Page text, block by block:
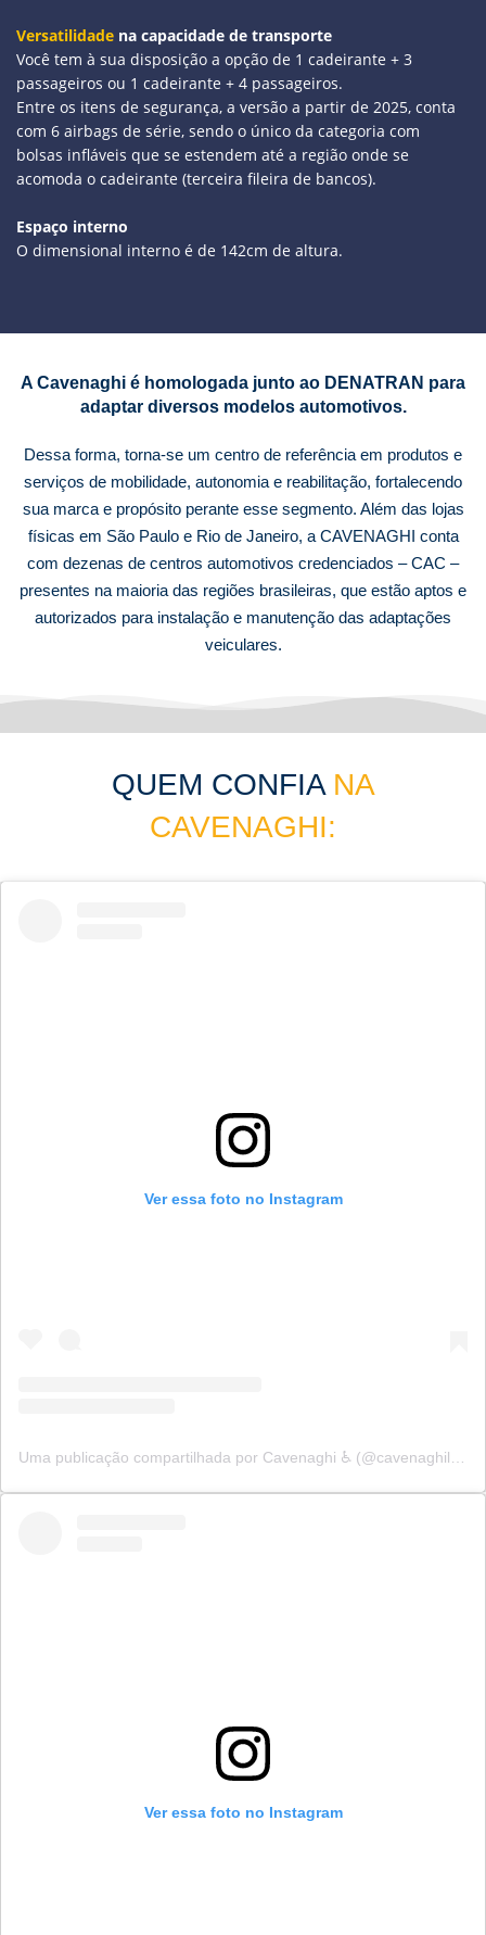
Versatilidade na capacidade de transporte
Você tem à sua disposição a opção de 1 cadeirante + 3
passageiros ou 1 cadeirante + 4 passageiros.
Entre os itens de segurança, a versão a partir de 2025, conta
com 6 airbags de série, sendo o único da categoria com
bolsas infláveis que se estendem até a região onde se
acomoda o cadeirante (terceira fileira de bancos).
Espaço interno
O dimensional interno é de 142cm de altura.
A Cavenaghi é homologada junto ao DENATRAN para
adaptar diversos modelos automotivos.
Dessa forma, torna-se um centro de referência em produtos e
serviços de mobilidade, autonomia e reabilitação, fortalecendo
sua marca e propósito perante esse segmento. Além das lojas
físicas em São Paulo e Rio de Janeiro, a CAVENAGHI conta
com dezenas de centros automotivos credenciados – CAC –
presentes na maioria das regiões brasileiras, que estão aptos e
autorizados para instalação e manutenção das adaptações
veiculares.
QUEM CONFIA NA
CAVENAGHI:
Ver essa foto no Instagram
Uma publicação compartilhada por Cavenaghi ♿ㅤ (@cavenaghiloja)
Ver essa foto no Instagram